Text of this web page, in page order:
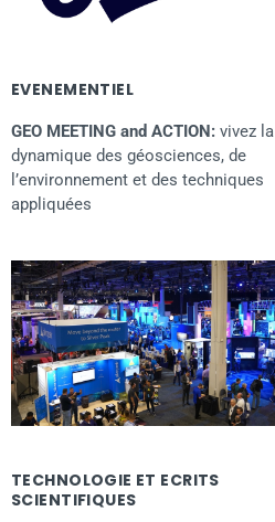
EVENEMENTIEL
GEO MEETING and ACTION: vivez la
dynamique des géosciences, de
l’environnement et des techniques
appliquées
TECHNOLOGIE ET ECRITS
SCIENTIFIQUES